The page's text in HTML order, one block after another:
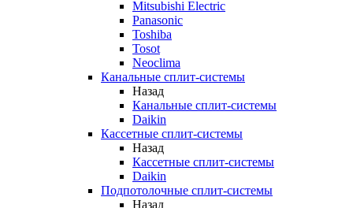
Mitsubishi Electric
Panasonic
Toshiba
Tosot
Neoclima
Канальные сплит-системы
Назад
Канальные сплит-системы
Daikin
Кассетные сплит-системы
Назад
Кассетные сплит-системы
Daikin
Подпотолочные сплит-системы
Назад